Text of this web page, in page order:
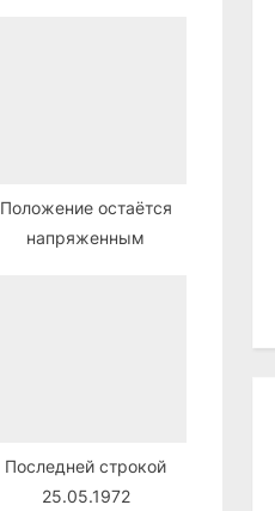
Положение остаётся
напряженным
Последней строкой
25.05.1972